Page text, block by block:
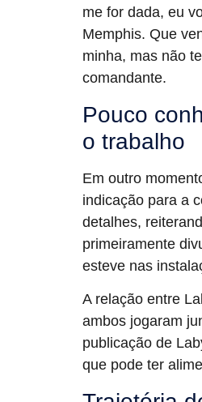
me for dada, eu
Memphis. Que
minha, mas não
comandante.
Pouco
o trabalho
Em outro
indicação para a
detalhes,
primeiramente
esteve nas
A relação entre
ambos jogaram
publicação de
que pode ter